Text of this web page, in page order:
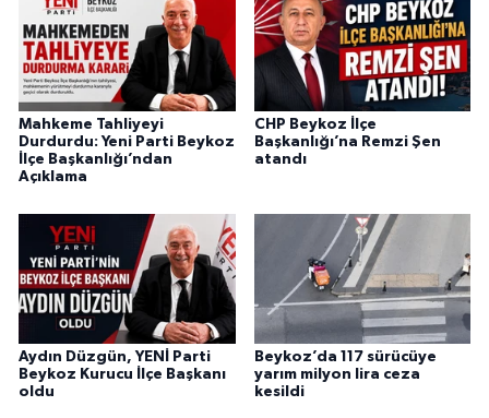
Mahkeme Tahliyeyi
Durdurdu: Yeni Parti Beykoz
İlçe Başkanlığı’ndan
Açıklama
CHP Beykoz İlçe
Başkanlığı’na Remzi Şen
atandı
Aydın Düzgün, YENİ Parti
Beykoz Kurucu İlçe Başkanı
oldu
Beykoz’da 117 sürücüye
yarım milyon lira ceza
kesildi